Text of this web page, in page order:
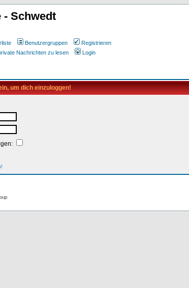
- Schwedt
Benutzergruppen
Registrieren
Nachrichten zu lesen Login
um dich einzuloggen!